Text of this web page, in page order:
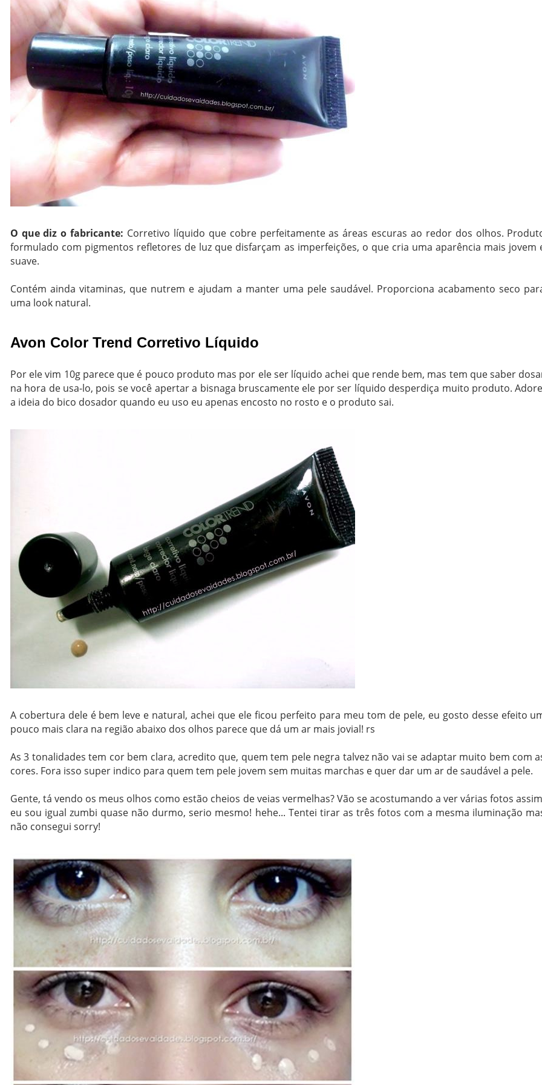
O que diz o fabricante: Corretivo líquido que cobre perfeitamente as áreas escuras ao redor dos olhos.
formulado com pigmentos refletores de luz que disfarçam as imperfeições, o que cria uma aparência mais jovem
suave.
Contém ainda vitaminas, que nutrem e ajudam a manter uma pele saudável. Proporciona acabamento seco
uma look natural.
Avon Color Trend Corretivo Líquido
Por ele vim 10g parece que é pouco produto mas por ele ser líquido achei que rende bem, mas tem que saber
na hora de usa-lo, pois se você apertar a bisnaga bruscamente ele por ser líquido desperdiça muito produto.
a ideia do bico dosador quando eu uso eu apenas encosto no rosto e o produto sai.
A cobertura dele é bem leve e natural, achei que ele ficou perfeito para meu tom de pele, eu gosto desse efeito
pouco mais clara na região abaixo dos olhos parece que dá um ar mais jovial! rs
As 3 tonalidades tem cor bem clara, acredito que, quem tem pele negra talvez não vai se adaptar muito bem com
cores. Fora isso super indico para quem tem pele jovem sem muitas marchas e quer dar um ar de saudável a pele.
Gente, tá vendo os meus olhos como estão cheios de veias vermelhas? Vão se acostumando a ver várias fotos
eu sou igual zumbi quase não durmo, serio mesmo! hehe... Tentei tirar as três fotos com a mesma iluminação
não consegui sorry!